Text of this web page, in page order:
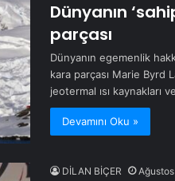
Dünyanın
parçası
Dünyanın egemenlik
kara parçası Marie Byrd
jeotermal ısı kaynakları
Devamını Oku »
DİLAN BİÇER